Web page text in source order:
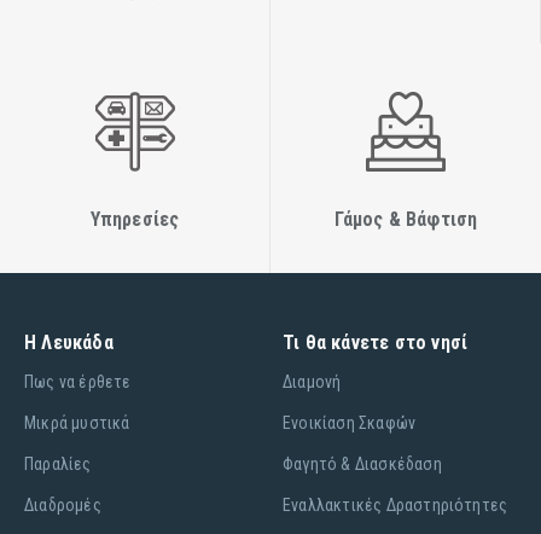
Υπηρεσίες Γάμος & Βάφτιση
Η Λευκάδα
Πως να έρθετε
Μικρά μυστικά
Παραλίες
Διαδρομές
Τι θα κάνετε στο νησί
Διαμονή
Ενοικίαση Σκαφών
Φαγητό & Διασκέδαση
Εναλλακτικές Δραστηριότητες